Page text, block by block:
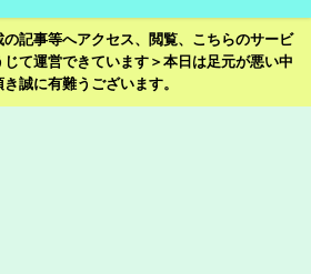
記事等へアクセス、閲覧、こちらのサービ
て運営できています＞本日は足元が悪い中
き誠に有難うございます。